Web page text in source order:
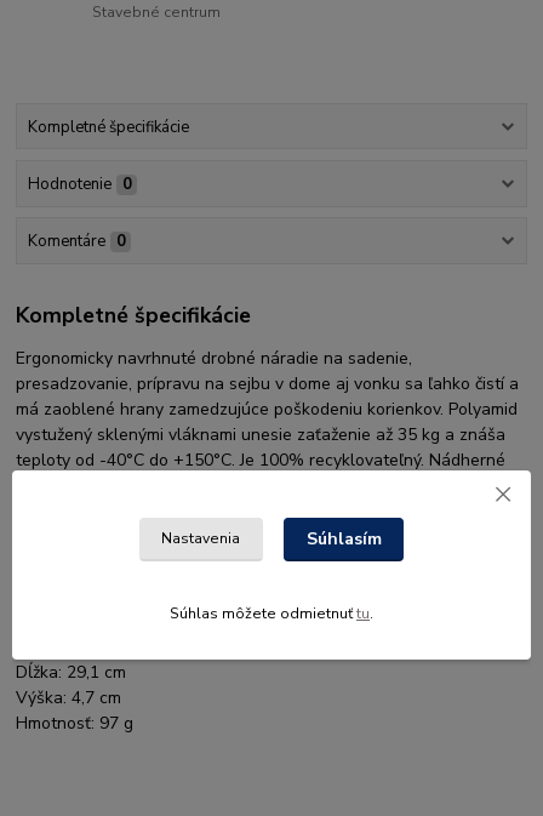
Stavebné centrum
Kompletné špecifikácie
Hodnotenie 0
Komentáre 0
Kompletné špecifikácie
Ergonomicky navrhnuté drobné náradie na sadenie,
presadzovanie, prípravu na sejbu v dome aj vonku sa ľahko čistí a
má zaoblené hrany zamedzujúce poškodeniu korienkov. Polyamid
vystužený sklenými vláknami unesie zaťaženie až 35 kg a znáša
teploty od -40°C do +150°C. Je 100% recyklovateľný. Nádherné
Trvanlivá, unesie až 35 kg
Medzinárodné číslo (EAN): 6411503460101
Dĺžka: 29,1 cm
Výška:4,7 cm
Hmotnosť: 97 g
Nastavenia Súhlasím
Súhlas môžete odmietnuťtu.